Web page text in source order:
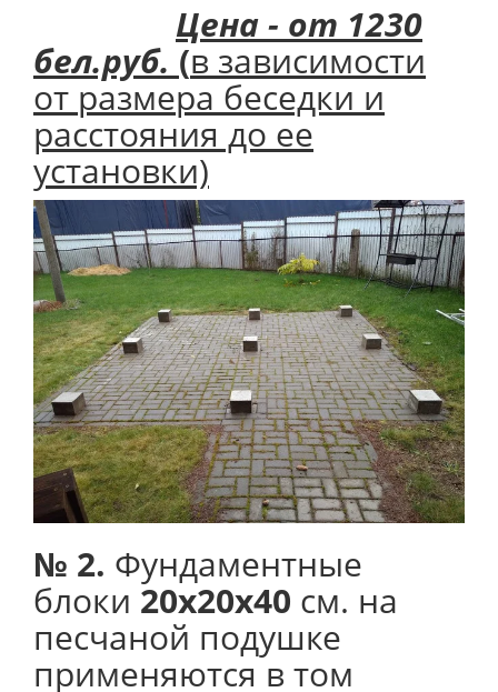
Цена - от 1230
бел.руб. (в зависимости
от размера беседки и
расстояния до ее
установки)
№ 2. Фундаментные
блоки 20х20х40 см. на
песчаной подушке
применяются в том